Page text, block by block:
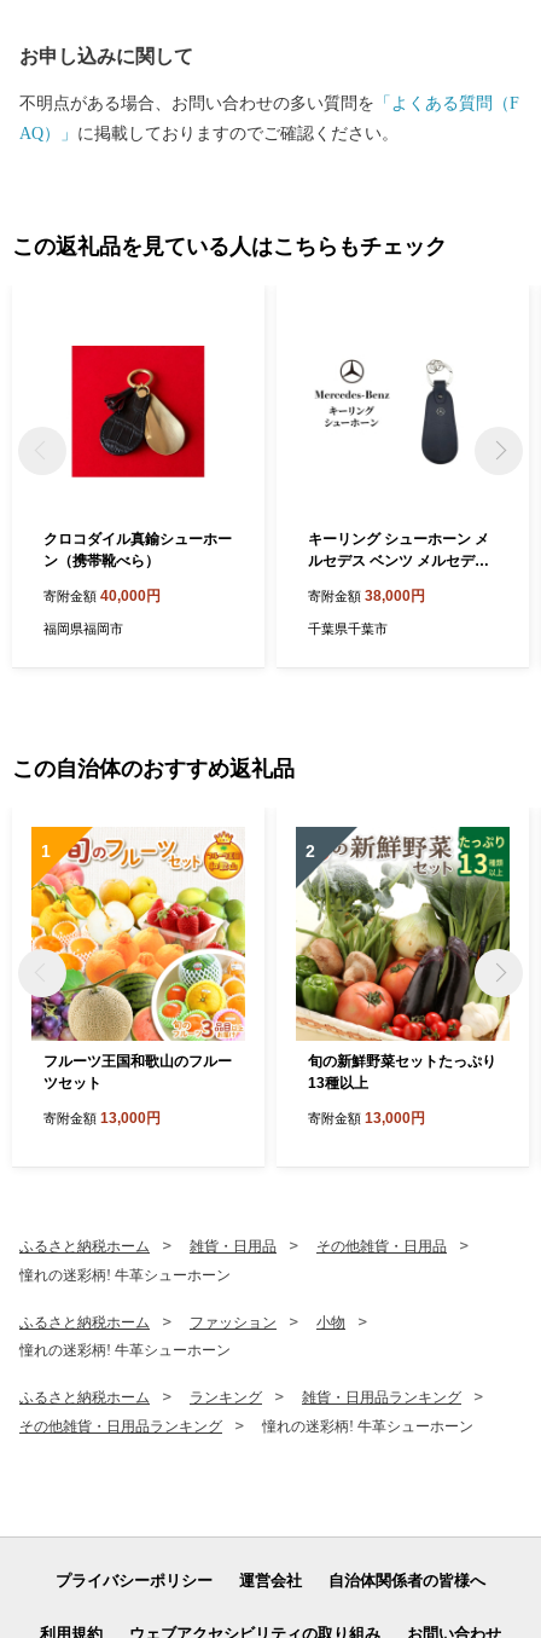
お申し込みに関して
不明点がある場合、お問い合わせの多い質問を 「よくある質問（F
AQ）」 に掲載しておりますのでご確認ください。
この返礼品を見ている人はこちらもチェック
クロコダイル真鍮シューホー
ン（携帯靴べら）
寄附金額 40,000円
福岡県福岡市
キーリング シューホーン メ
ルセデス ベンツ メルセデ
[№5346-2102]
寄附金額 38,000円
千葉県千葉市
この自治体のおすすめ返礼品
1
フルーツ王国和歌山のフルー
ツセット
寄附金額 13,000円
2
旬の新鮮野菜セットたっぷり
13種以上
寄附金額 13,000円
ふるさと納税ホーム 雑貨・日用品
その他雑貨・日用品
憧れの迷彩柄! 牛革シューホーン
ふるさと納税ホーム ファッション
小物
憧れの迷彩柄! 牛革シューホーン
ふるさと納税ホーム ランキング
雑貨・日用品ランキング
その他雑貨・日用品ランキング
憧れの迷彩柄! 牛革シューホーン
プライバシーポリシー 運営会社 自治体関係者の皆様へ
利用規約 ウェブアクセシビリティの取り組み お問い合わせ